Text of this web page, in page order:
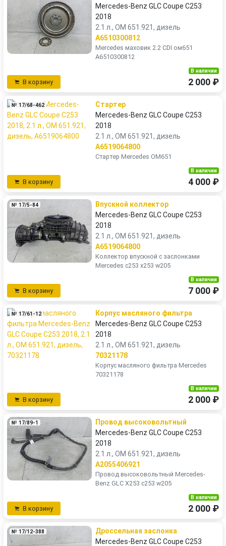
Mercedes-Benz GLC Coupe C253
2018
2.1 л., OM 651.921, дизель
A6510300812
Mercedes маховик 2.2 CDI ом651
A6510300812
В корзину
В наличии
2 000 ₽
№ 17/68-462
Стартер
Mercedes-Benz GLC Coupe C253
2018
2.1 л., OM 651.921, дизель
A6519064800
Стартер Mercedes OM651
В корзину
В наличии
4 000 ₽
№ 17/5-84
Впускной коллектор
Mercedes-Benz GLC Coupe C253
2018
2.1 л., OM 651.921, дизель
A6519064800
Коллектор впускной с заслонками
Mercedes c253 x253 w205
В корзину
В наличии
7 000 ₽
№ 17/61-12
Корпус масляного фильтра
Mercedes-Benz GLC Coupe C253
2018
2.1 л., OM 651.921, дизель
70321178
Корпус масляного фильтра Mercedes
70321178
В корзину
В наличии
2 000 ₽
№ 17/89-1
Провод высоковольтный
Mercedes-Benz GLC Coupe C253
2018
2.1 л., OM 651.921, дизель
A2055406921
Провод высоковольтный Mercedes-
Benz GLC X253 c253 w205
В корзину
В наличии
2 000 ₽
№ 17/12-388
Дроссельная заслонка
Mercedes-Benz GLC Coupe C253